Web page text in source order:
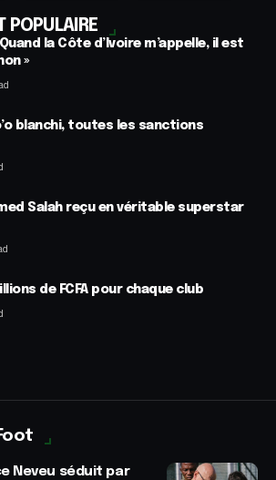
POPULAIRE
la Côte d’Ivoire m’appelle, il est
»
blanchi, toutes les sanctions
Salah reçu en véritable superstar
de FCFA pour chaque club
Neveu séduit par